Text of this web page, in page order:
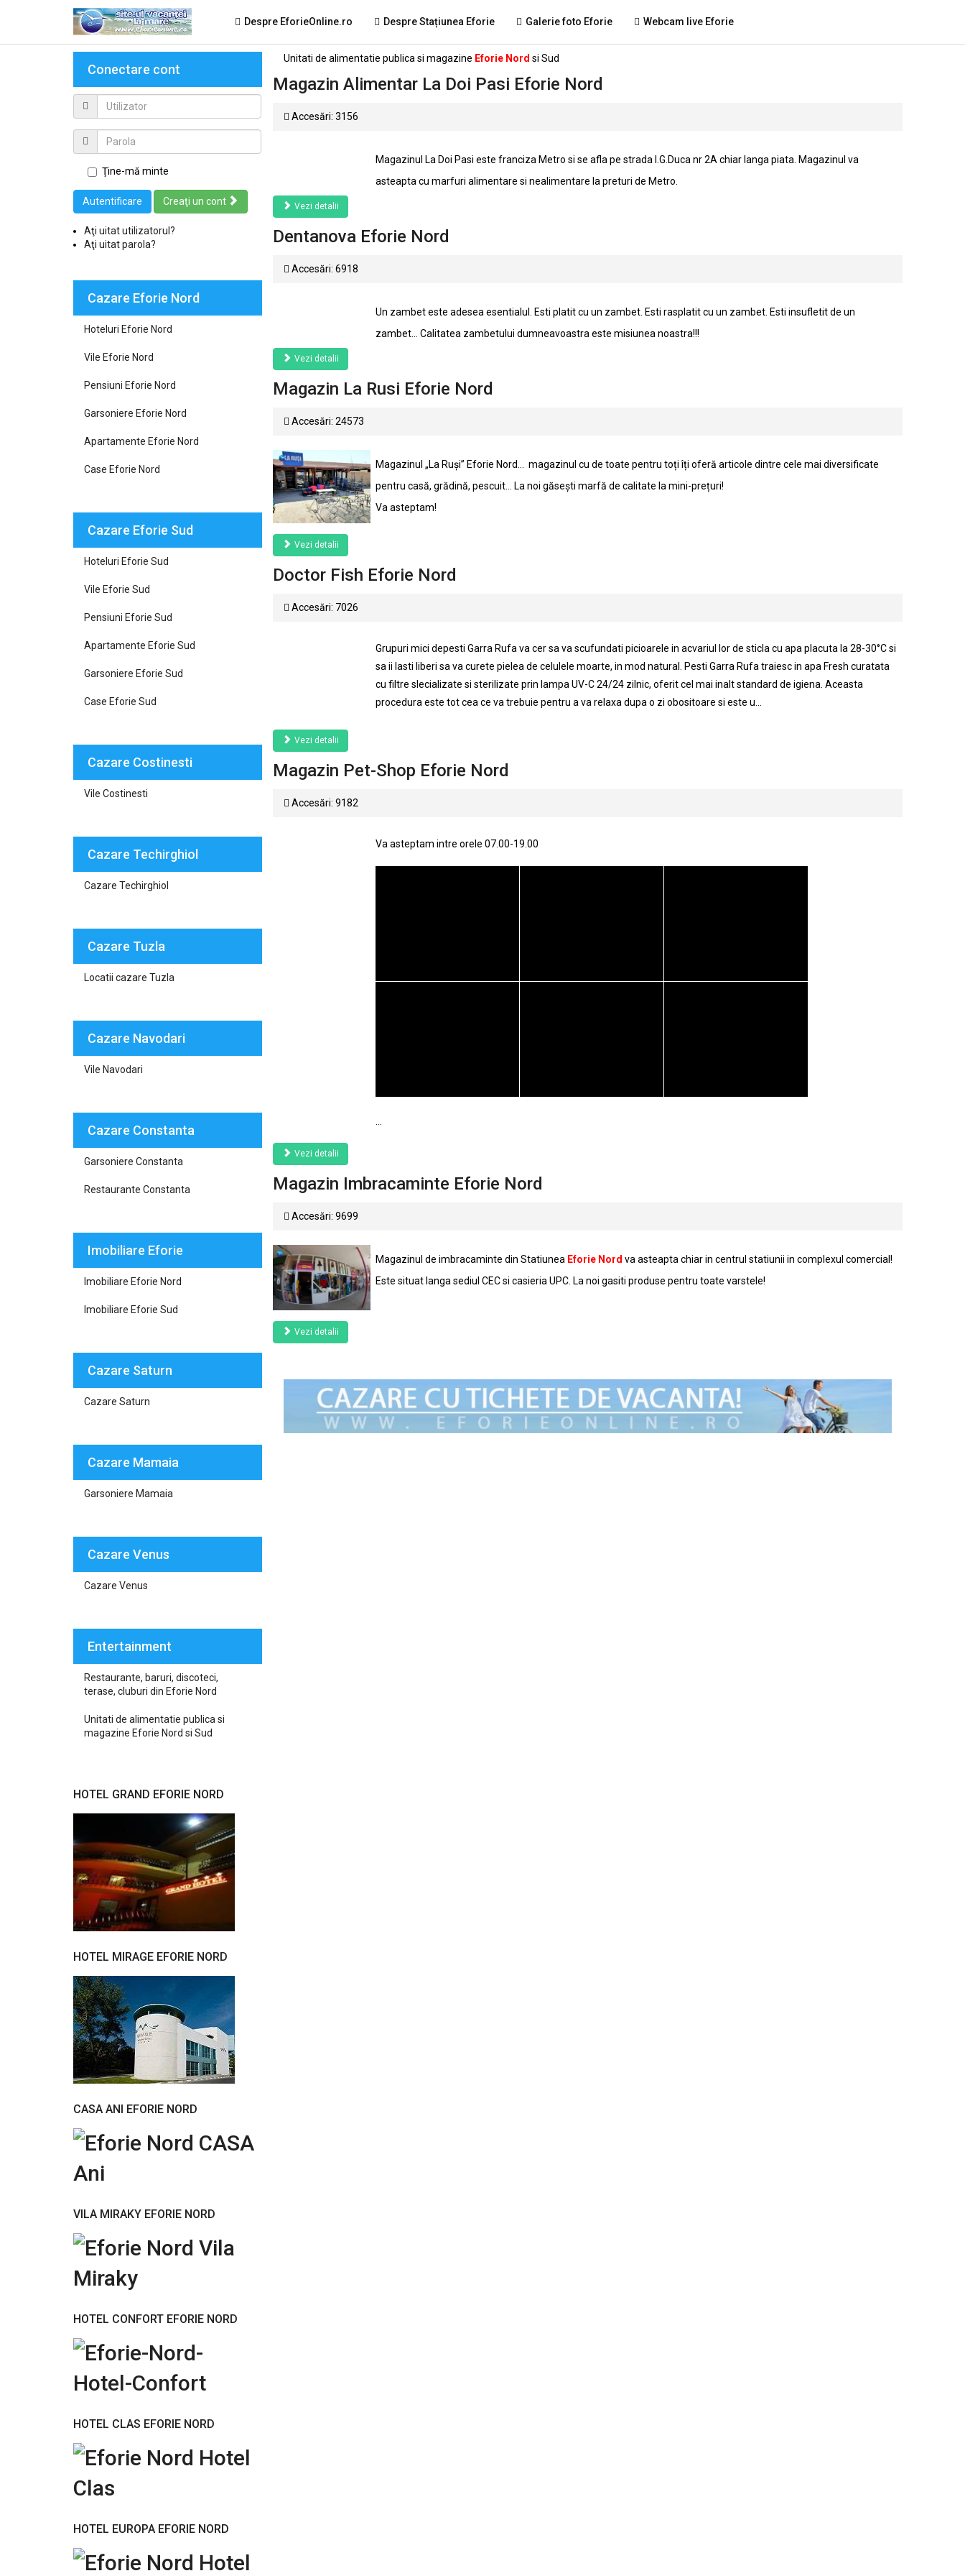
Despre EforieOnline.ro Despre Stațiunea Eforie Galerie foto Eforie Webcam live Eforie
Unitati de alimentatie publica si magazine Eforie Nord si Sud
Magazin Alimentar La Doi Pasi Eforie Nord
Accesări: 3156
Magazinul La Doi Pasi este franciza Metro si se afla pe strada I.G.Duca nr 2A chiar langa piata. Magazinul va
asteapta cu marfuri alimentare si nealimentare la preturi de Metro.
Vezi detalii
Dentanova Eforie Nord
Accesări: 6918
Un zambet este adesea esentialul. Esti platit cu un zambet. Esti rasplatit cu un zambet. Esti insufletit de un
zambet... Calitatea zambetului dumneavoastra este misiunea noastra!!!
Vezi detalii
Magazin La Rusi Eforie Nord
Accesări: 24573
Magazinul „La Ruși” Eforie Nord… magazinul cu de toate pentru toți îți oferă articole dintre cele mai diversificate
pentru casă, grădină, pescuit… La noi găsești marfă de calitate la mini-prețuri!
Va asteptam!
Vezi detalii
Doctor Fish Eforie Nord
Accesări: 7026
Grupuri mici depesti Garra Rufa va cer sa va scufundati picioarele in acvariul lor de sticla cu apa placuta la 28-30°C si
sa ii lasti liberi sa va curete pielea de celulele moarte, in mod natural. Pesti Garra Rufa traiesc in apa Fresh curatata
cu filtre slecializate si sterilizate prin lampa UV-C 24/24 zilnic, oferit cel mai inalt standard de igiena. Aceasta
procedura este tot cea ce va trebuie pentru a va relaxa dupa o zi obositoare si este u...
Vezi detalii
Magazin Pet-Shop Eforie Nord
Accesări: 9182
Va asteptam intre orele 07.00-19.00
Vezi detalii
Magazin Imbracaminte Eforie Nord
Accesări: 9699
Magazinul de imbracaminte din Statiunea Eforie Nord va asteapta chiar in centrul statiunii in complexul comercial!
Este situat langa sediul CEC si casieria UPC. La noi gasiti produse pentru toate varstele!
Vezi detalii
Conectare cont
Ţine-mă minte
Autentificare Creaţi un cont
Aţi uitat utilizatorul?
Aţi uitat parola?
Cazare Eforie Nord
Hoteluri Eforie Nord
Vile Eforie Nord
Pensiuni Eforie Nord
Garsoniere Eforie Nord
Apartamente Eforie Nord
Case Eforie Nord
Cazare Eforie Sud
Hoteluri Eforie Sud
Vile Eforie Sud
Pensiuni Eforie Sud
Apartamente Eforie Sud
Garsoniere Eforie Sud
Case Eforie Sud
Cazare Costinesti
Vile Costinesti
Cazare Techirghiol
Cazare Techirghiol
Cazare Tuzla
Locatii cazare Tuzla
Cazare Navodari
Vile Navodari
Cazare Constanta
Garsoniere Constanta
Restaurante Constanta
Imobiliare Eforie
Imobiliare Eforie Nord
Imobiliare Eforie Sud
Cazare Saturn
Cazare Saturn
Cazare Mamaia
Garsoniere Mamaia
Cazare Venus
Cazare Venus
Entertainment
Restaurante, baruri, discoteci,
terase, cluburi din Eforie Nord
Unitati de alimentatie publica si
magazine Eforie Nord si Sud
HOTEL GRAND EFORIE NORD
HOTEL MIRAGE EFORIE NORD
CASA ANI EFORIE NORD
VILA MIRAKY EFORIE NORD
HOTEL CONFORT EFORIE NORD
HOTEL CLAS EFORIE NORD
HOTEL EUROPA EFORIE NORD